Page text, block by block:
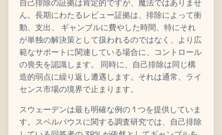
自己排除の証拠は肯定的ですが、魔法ではありませ
ん。長期にわたるレビュー証拠は、排除によって衝
動、支出、 ギャンブルに費やした時間、特にそれ
が単独の解決策として扱われるのではなく、より広
範なサポートに関連している場合に、コントロール
の喪失を認識します。 同時に、自己排除は同じ構
造的弱点に繰り返し遭遇します。それは通常、ライ
センス市場の境界で止まります。
スウェーデンは最も明確な例の 1 つを提供していま
す。スペルパウスに関する調査研究では、自己排除